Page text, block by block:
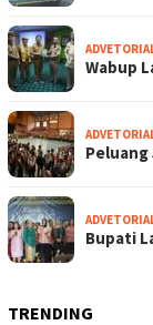
Wabup
Peluang
Bupati
TRENDING